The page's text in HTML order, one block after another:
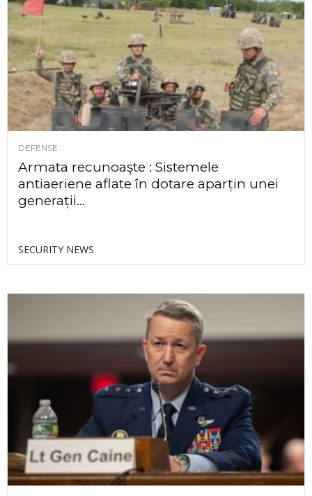
DEFENSE
Armata recunoaşte : Sistemele
antiaeriene aflate în dotare aparțin unei
generații...
SECURITY NEWS